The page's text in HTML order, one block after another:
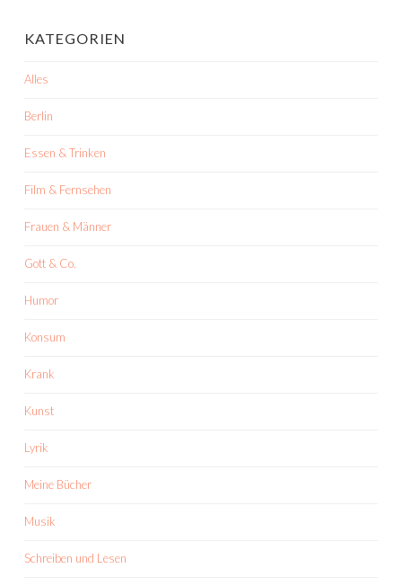
KATEGORIEN
Alles
Berlin
Essen & Trinken
Film & Fernsehen
Frauen & Männer
Gott & Co.
Humor
Konsum
Krank
Kunst
Lyrik
Meine Bücher
Musik
Schreiben und Lesen